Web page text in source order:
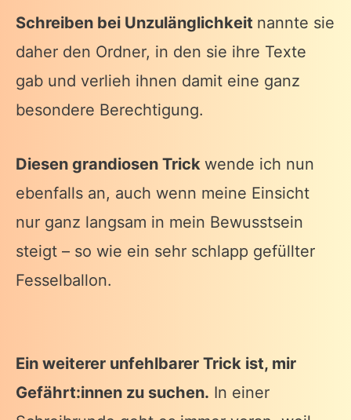
Schreiben bei Unzulänglichkeit nannte sie
daher den Ordner, in den sie ihre Texte
gab und verlieh ihnen damit eine ganz
besondere Berechtigung.
Diesen grandiosen Trick wende ich nun
ebenfalls an, auch wenn meine Einsicht
nur ganz langsam in mein Bewusstsein
steigt – so wie ein sehr schlapp gefüllter
Fesselballon.
Ein weiterer unfehlbarer Trick ist, mir
Gefährt:innen zu suchen. In einer